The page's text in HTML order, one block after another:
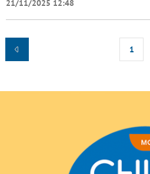
21/11/2025 12:48
1